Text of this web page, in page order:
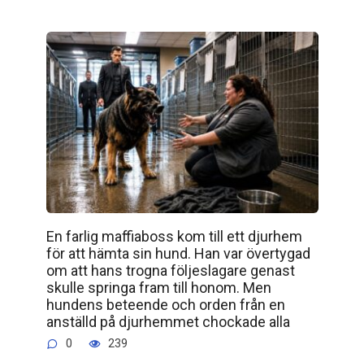
En farlig maffiaboss kom till ett djurhem
för att hämta sin hund. Han var övertygad
om att hans trogna följeslagare genast
skulle springa fram till honom. Men
hundens beteende och orden från en
anställd på djurhemmet chockade alla
0 239